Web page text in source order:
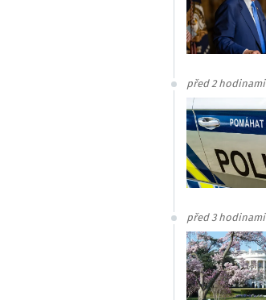
před 2 hodinami
před 3 hodinami